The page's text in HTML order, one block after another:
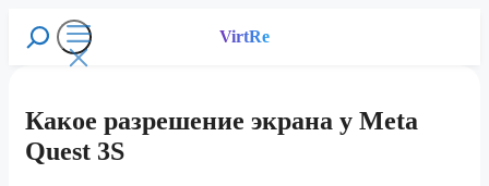
Перейти
содержимому
VirtRe
Меню
Поиск
Какое разрешение экрана у Meta
Quest 3S